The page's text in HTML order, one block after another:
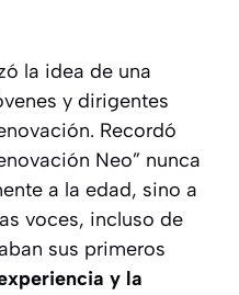
la idea de una
y dirigentes
Recordó
Neo” nunca
a la edad, sino a
voces, incluso de
sus primeros
y la